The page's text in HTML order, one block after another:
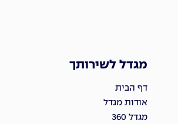
מגדל לשירותך
דף הבית
אודות מגדל
מגדל 360